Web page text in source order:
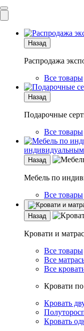
Назад
Распродажа
Все товары
Назад
Подарочные
Все товары
Назад
Мебель по
Все товары
Назад
Кровати и
Все товары
Все
Все
Кровати
Кровать
Кровать